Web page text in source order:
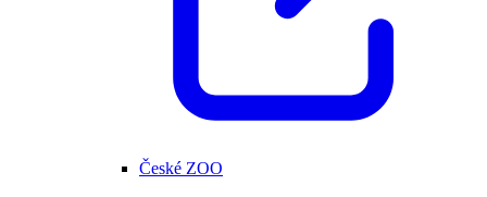
České ZOO